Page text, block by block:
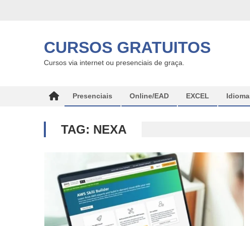
CURSOS GRATUITOS
Cursos via internet ou presenciais de graça.
Presenciais Online/EAD EXCEL
TAG: NEXA